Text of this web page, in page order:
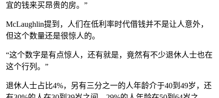
宜的钱来买昂贵的房。”
McLaughlin提到，人们在低利率时代借钱并不是让人意外，
但这个数量还是很惊人的。
“这个数字是有点惊人，还有就是，竟然有不少退休人士也在
这个行列。”
退休人士占比4%，另有三分之一的人年龄介于40到49岁，还